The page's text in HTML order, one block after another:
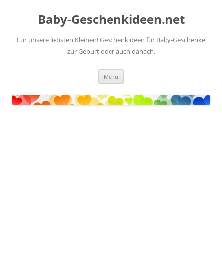
springenBaby-Geschenkideen.net
Für unsere liebsten Kleinen! Geschenkideen für Baby-Geschenke
zur Geburt oder auch danach.
Menü